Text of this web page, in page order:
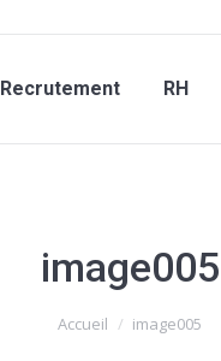
Recrutement RH
image005
Accueil image005